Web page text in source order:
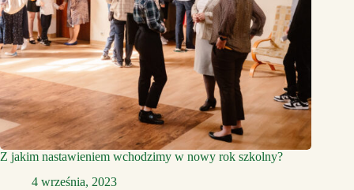
Z jakim nastawieniem wchodzimy w nowy rok szkolny?
4 września, 2023